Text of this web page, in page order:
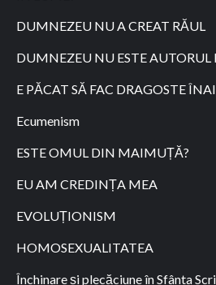
DUMNEZEU NU A CREAT RĂUL
DUMNEZEU NU ESTE AUTORUL
E PĂCAT SĂ FAC DRAGOSTE
Ecumenism
ESTE OMUL DIN MAIMUȚĂ?
EU AM CREDINȚA MEA
EVOLUȚIONISM
HOMOSEXUALITATEA
Închinare și plecăciune în Sfânta